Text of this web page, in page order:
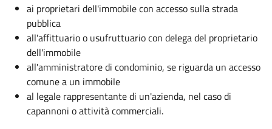
ai proprietari dell'immobile con accesso sulla strada
pubblica
all'affittuario o usufruttuario con delega del proprietario
dell'immobile
all'amministratore di condominio, se riguarda un accesso
comune a un immobile
al legale rappresentante di un'azienda, nel caso di
capannoni o attività commerciali.